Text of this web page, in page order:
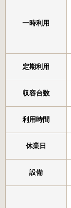
一時利用
定期利用
収容台数
利用時間
休業日
設備